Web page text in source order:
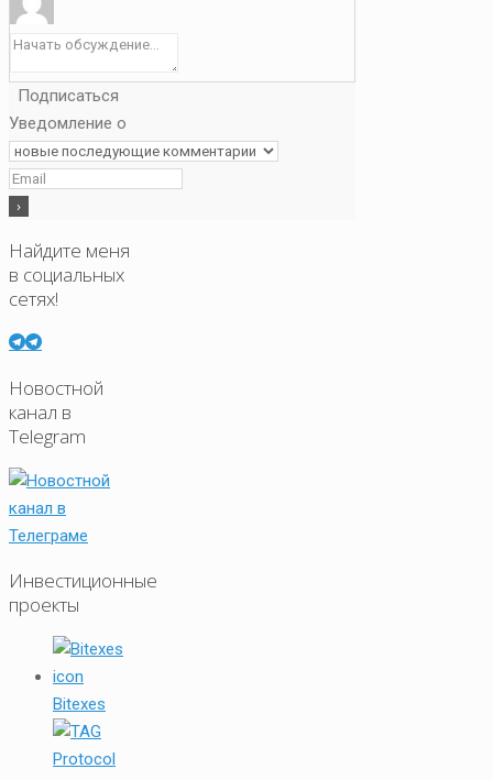
Подписаться
Уведомление о
Найдите меня
в социальных
сетях!
Новостной
канал в
Telegram
Инвестиционные
проекты
Bitexes